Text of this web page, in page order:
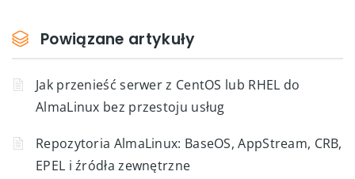
Powiązane artykuły
Jak przenieść serwer z CentOS lub RHEL do
AlmaLinux bez przestoju usług
Repozytoria AlmaLinux: BaseOS, AppStream, CRB,
EPEL i źródła zewnętrzne